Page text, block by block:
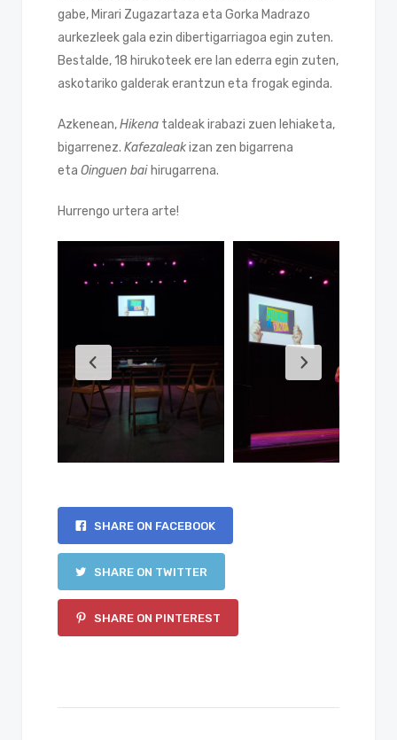
gabe, Mirari Zugazartaza eta Gorka Madrazo
aurkezleek gala ezin dibertigarriagoa egin zuten.
Bestalde, 18 hirukoteek ere lan ederra egin zuten,
askotariko galderak erantzun eta frogak eginda.
Azkenean,Hikena taldeak irabazi zuen lehiaketa,
bigarrenez. Kafezaleakizan zen bigarrena
eta Oinguen bai hirugarrena.
Hurrengo urtera arte!
SHARE ON FACEBOOK
SHARE ON TWITTER
SHARE ON PINTEREST